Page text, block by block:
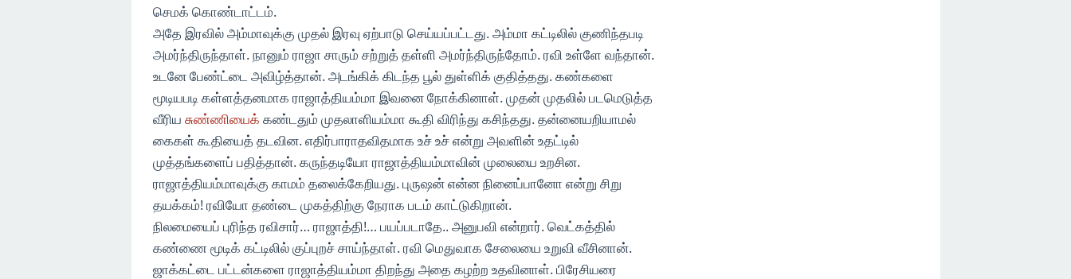
செமக் கொண்டாட்டம்.
அதே இரவில் அம்மாவுக்கு முதல் இரவு ஏற்பாடு செய்யப்பட்டது. அம்மா கட்டிலில் குணிந்தபடி
அமர்ந்திருந்தாள். நானும் ராஜா சாரும் சற்றுத் தள்ளி அமர்ந்திருந்தோம். ரவி உள்ளே வந்தான்.
உடனே பேண்ட்டை அவிழ்த்தான். அடங்கிக் கிடந்த பூல் துள்ளிக் குதித்தது. கண்களை
மூடியபடி கள்ளத்தனமாக ராஜாத்தியம்மா இவனை நோக்கினாள். முதன் முதலில் படமெடுத்த
வீரிய சுண்ணியைக் கண்டதும் முதலாளியம்மா கூதி விரிந்து கசிந்தது. தன்னையறியாமல்
கைகள் கூதியைத் தடவின. எதிர்பாராதவிதமாக உச் உச் என்று அவளின் உதட்டில்
முத்தங்களைப் பதித்தான். கருந்தடியோ ராஜாத்தியம்மாவின் முலையை உறசின.
ராஜாத்தியம்மாவுக்கு காமம் தலைக்கேறியது. புருஷன் என்ன நினைப்பானோ என்று சிறு
தயக்கம்! ரவியோ தண்டை முகத்திற்கு நேராக படம் காட்டுகிறான்.
நிலமையைப் புரிந்த ரவிசார்… ராஜாத்தி!… பயப்படாதே.. அனுபவி என்றார். வெட்கத்தில்
கண்ணை மூடிக் கட்டிலில் குப்புறச் சாய்ந்தாள். ரவி மெதுவாக சேலையை உறுவி வீசினான்.
ஜாக்கட்டை பட்டன்களை ராஜாத்தியம்மா திறந்து அதை கழற்ற உதவினாள். பிரேசியரை